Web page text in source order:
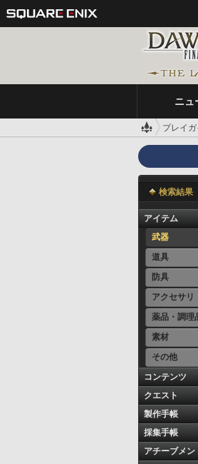
ニュ
プレイ
検索結果
アイテム
武器
道具
防具
アクセサリ
薬品・調理
素材
その他
コンテンツ
クエスト
製作手帳
採集手帳
アチーブメン